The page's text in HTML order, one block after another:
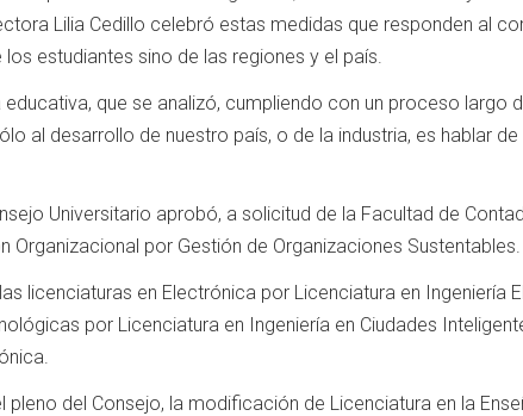
Lilia Cedillo celebró estas medidas que responden al
estudiantes sino de las regiones y el país.
que se analizó, cumpliendo con un proceso largo
al desarrollo de nuestro país, o de la industria, es hablar
Universitario aprobó, a solicitud de la Facultad de
por Gestión de Organizaciones Sustentables.
licenciaturas en Electrónica por Licenciatura en Ingeniería
por Licenciatura en Ingeniería en Ciudades
del Consejo, la modificación de Licenciatura en la